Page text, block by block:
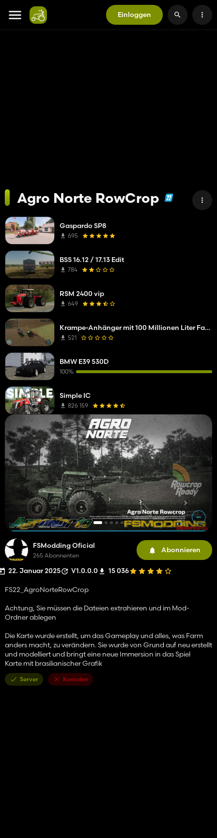
Einloggen
Agro Norte RowCrop
FSModding Oficial
265 Abonnenten
Abonnieren
22. Januar 2025 V1.0.0.0 15 036
FS22_AgroNorteRowCrop
Achtung, Sie müssen die Dateien extrahieren und im Mod-
Ordner ablegen
Die Karte wurde erstellt, um das Gameplay und alles, was Farm
anders macht, zu verändern. Sie wurde von Grund auf neu erstellt
und modelliert und bringt eine neue Immersion in das Spiel
Karte mit brasilianischer Grafik
Server Konsolen
Gaspardo SP8
695
BSS 16.12 / 17.13 Edit
784
RSM 2400 vip
649
Krampe-Anhänger mit 100 Millionen Liter Fassungsvermögen
521
BMW E39 530D
100%
Simple IC
826 159